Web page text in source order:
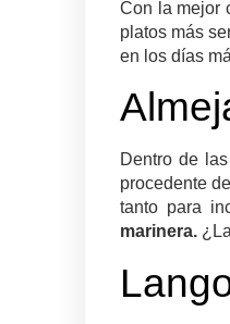
Con la mejor
platos más
en los días
Dentro de
procedente
tanto para
marinera.